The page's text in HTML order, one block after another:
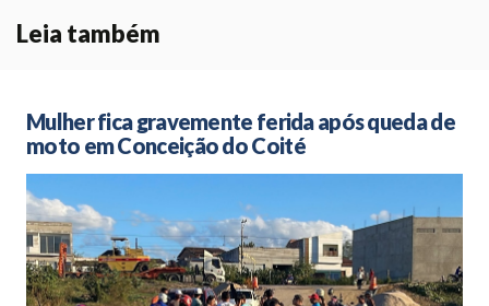
Leia também
Mulher fica gravemente ferida após queda de
moto em Conceição do Coité